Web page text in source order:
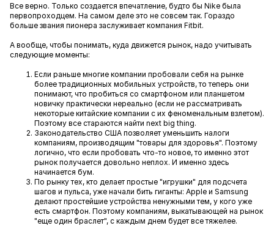
Все верно. Только создается впечатление, будто бы Nike была
первопроходцем. На самом деле это не совсем так. Гораздо
больше звания пионера заслуживает компания Fitbit.
А вообще, чтобы понимать, куда движется рынок, надо учитывать
следующие моменты:
Если раньше многие компании пробовали себя на рынке
более традиционных мобильных устройств, то теперь они
понимают, что пробиться со смартфоном или планшетом
новичку практически нереально (если не рассматривать
некоторые китайские компании с их феноменальным взлетом).
Поэтому все стараются найти next big thing.
Законодательство США позволяет уменьшить налоги
компаниям, производящим "товары для здоровья". Поэтому
логично, что если пробовать что-то новое, то именно этот
рынок получается довольно неплох. И именно здесь
начинается бум.
По рынку тех, кто делает простые "игрушки" для подсчета
шагов и пульса, уже начали бить гиганты: Apple и Samsung
делают простейшие устройства ненужными тем, у кого уже
есть смартфон. Поэтому компаниям, выкатывающей на рынок
"еще один браслет", с каждым днем будет все тяжелее.